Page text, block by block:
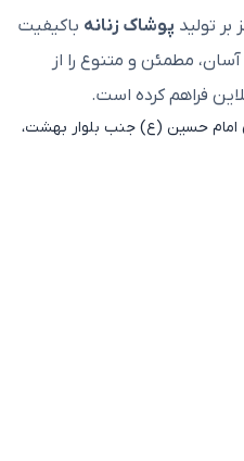
پوشاک زنانه باکیفیت
مطمئن و متنوع را از
فراهم کرده است.
امام حسین (ع) جنب بلوار بهشت،